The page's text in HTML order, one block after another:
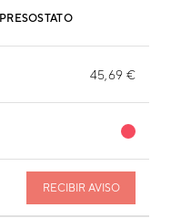
PRESOSTATO
45,69 €
RECIBIR AVISO